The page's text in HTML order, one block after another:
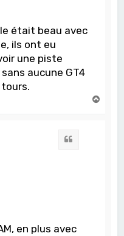
était beau avec
ils ont eu
une piste
aucune GT4
en plus avec